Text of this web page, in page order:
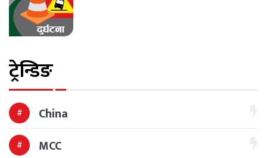
ट्रेन्डिङ
China
MCC